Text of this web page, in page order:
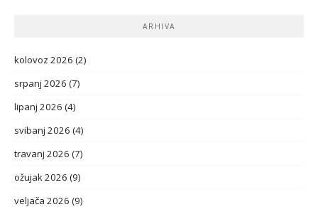
ARHIVA
kolovoz 2026 (2)
srpanj 2026 (7)
lipanj 2026 (4)
svibanj 2026 (4)
travanj 2026 (7)
ožujak 2026 (9)
veljača 2026 (9)